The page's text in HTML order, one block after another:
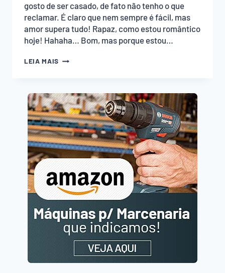
gosto de ser casado, de fato não tenho o que
reclamar. É claro que nem sempre é fácil, mas
amor supera tudo! Rapaz, como estou romântico
hoje! Hahaha… Bom, mas porque estou…
LEIA MAIS MESA
EM
FREIJÓ
IMPERIAL
–
PROJETO
COMPLETO
PASSO
A
PASSO